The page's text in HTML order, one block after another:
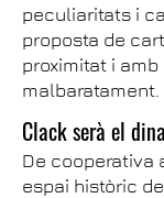
peculiaritats i
proposta de
proximitat i amb
malbaratament.
Clack serà el
De cooperativa
espai històric